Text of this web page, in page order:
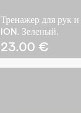
Тренажер для рук
ION. Зеленый.
23.00 €